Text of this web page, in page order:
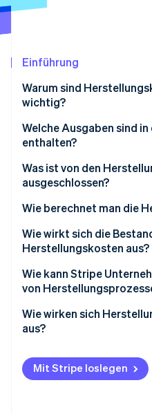
Climate
CO₂-Entnahme
Identity
Online-Identitätsprüfung
Stripe-
Jetzt ansehen
Einführung
Warum sind
wichtig?
Welche Ausgaben sind
enthalten?
Was ist von den
ausgeschlossen?
Verwaltungskosten
Ausgaben für Marketing
Allgemeine
Vertriebskosten
Forschung und
Sonstige indirekte
Wie berechnet man die
Beispielrechnung
Wie wirkt sich die
Herstellungskosten aus?
LIFO
WAC
Wie kann Stripe
von
Wie wirken sich
aus?
Mit Stripe loslegen